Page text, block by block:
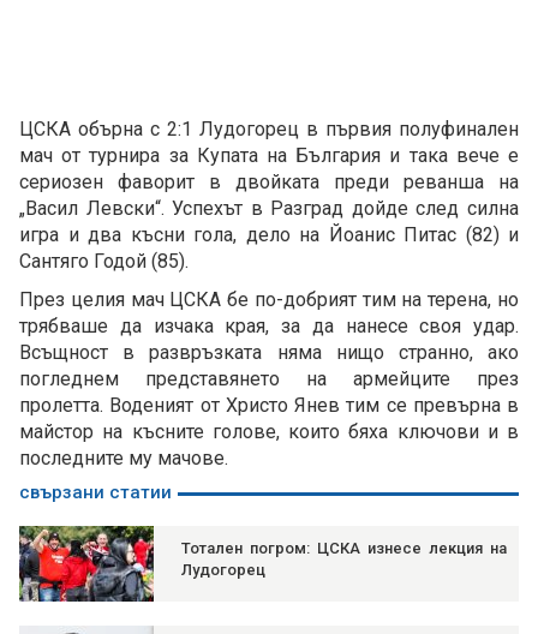
ЦСКА обърна с 2:1 Лудогорец в първия полуфинален
мач от турнира за Купата на България и така вече е
сериозен фаворит в двойката преди реванша на
„Васил Левски“. Успехът в Разград дойде след силна
игра и два късни гола, дело на Йоанис Питас (82) и
Сантяго Годой (85).
През целия мач ЦСКА бе по-добрият тим на терена, но
трябваше да изчака края, за да нанесе своя удар.
Всъщност в развръзката няма нищо странно, ако
погледнем представянето на армейците през
пролетта. Воденият от Христо Янев тим се превърна в
майстор на късните голове, които бяха ключови и в
последните му мачове.
свързани статии
Тотален погром: ЦСКА изнесе лекция на
Лудогорец